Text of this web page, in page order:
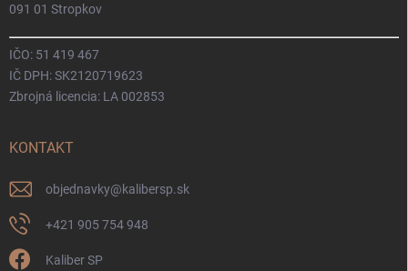
091 01 Stropkov
IČO: 51 419 467
IČ DPH: SK2120719623
Zbrojná licencia: LA 002853
KONTAKT
objednavky@kalibersp.sk
+421 905 754 948
Kaliber SP